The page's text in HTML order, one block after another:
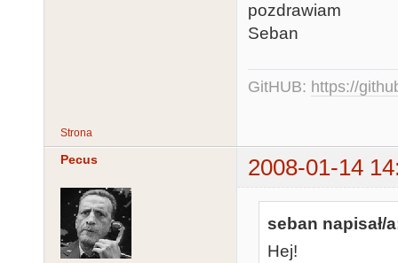
pozdrawiam
Seban
GitHUB: https://
Strona
Pecus 2008-01-14
seban napisał/
Hej!